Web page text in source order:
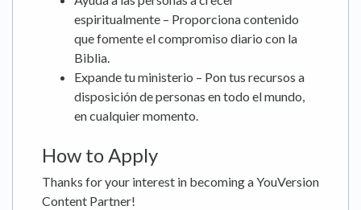
espiritualmente – Proporciona contenido
que fomente el compromiso diario con la
Biblia.
Expande tu ministerio – Pon tus recursos a
disposición de personas en todo el mundo,
en cualquier momento.
How to Apply
Thanks for your interest in becoming a YouVersion
Content Partner!